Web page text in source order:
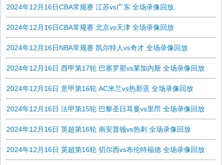
2024年12月16日CBA常规赛 江苏vs广东 全场录像回放
2024年12月16日CBA常规赛 北京vs天津 全场录像回放
2024年12月16日NBA常规赛 凯尔特人vs奇才 全场录像回放
2024年12月16日 西甲第17轮 巴塞罗那vs莱加内斯 全场录像回放
2024年12月16日 意甲第16轮 AC米兰vs热那亚 全场录像回放
2024年12月16日 法甲第15轮 巴黎圣日耳曼vs里昂 全场录像回放
2024年12月16日 英超第16轮 南安普顿vs热刺 全场录像回放
2024年12月16日 英超第16轮 切尔西vs布伦特福德 全场录像回放